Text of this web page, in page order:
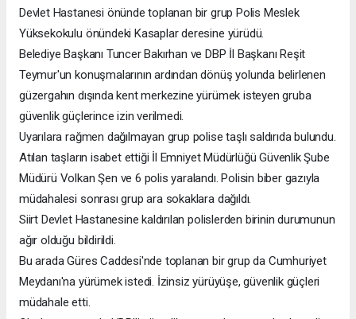
Devlet Hastanesi önünde toplanan bir grup Polis Meslek
Yüksekokulu önündeki Kasaplar deresine yürüdü.
Belediye Başkanı Tuncer Bakırhan ve DBP İl Başkanı Reşit
Teymur'un konuşmalarının ardından dönüş yolunda belirlenen
güzergahın dışında kent merkezine yürümek isteyen gruba
güvenlik güçlerince izin verilmedi.
Uyarılara rağmen dağılmayan grup polise taşlı saldırıda bulundu.
Atılan taşların isabet ettiği İl Emniyet Müdürlüğü Güvenlik Şube
Müdürü Volkan Şen ve 6 polis yaralandı. Polisin biber gazıyla
müdahalesi sonrası grup ara sokaklara dağıldı.
Siirt Devlet Hastanesine kaldırılan polislerden birinin durumunun
ağır olduğu bildirildi.
Bu arada Güres Caddesi'nde toplanan bir grup da Cumhuriyet
Meydanı'na yürümek istedi. İzinsiz yürüyüşe, güvenlik güçleri
müdahale etti.